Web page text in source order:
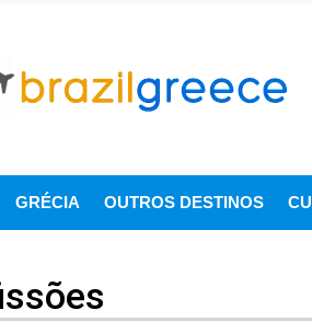
GRÉCIA OUTROS DESTINOS